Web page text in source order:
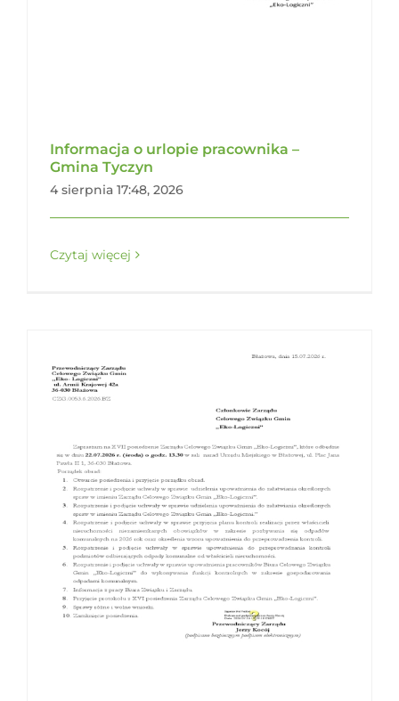
Informacja o urlopie pracownika –
Gmina Tyczyn
4 sierpnia 17:48, 2026
Czytaj więcej